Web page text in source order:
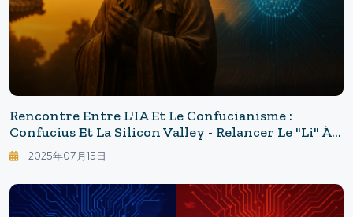
Rencontre Entre L'IA Et Le Confucianisme :
Confucius Et La Silicon Valley - Relancer Le "Li" À
L'ère De L'IA
2025年07月15日